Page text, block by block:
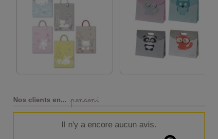
Nos clients en... pensent
Il n'y a encore aucun avis.